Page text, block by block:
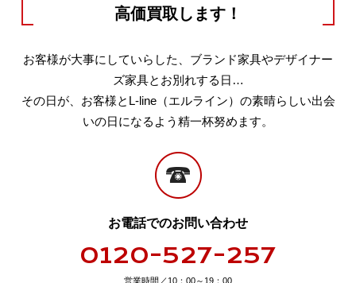
高価買取します！
お客様が大事にしていらした、ブランド家具やデザイナー
ズ家具とお別れする日…
その日が、お客様とL-line（エルライン）の素晴らしい出会
いの日になるよう精一杯努めます。
お電話でのお問い合わせ
0120-527-257
営業時間／10：00～19：00